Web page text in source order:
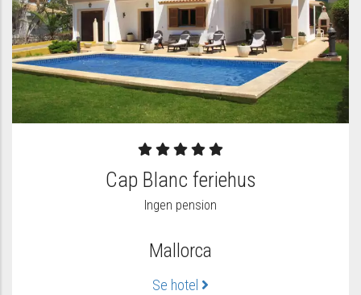
Cap Blanc feriehus
Ingen pension
Mallorca
Se hotel